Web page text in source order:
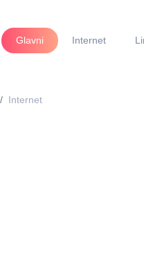
Glavni Internet
Internet